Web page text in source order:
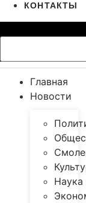
КОНТАКТЫ
Главная
Новости
Наука